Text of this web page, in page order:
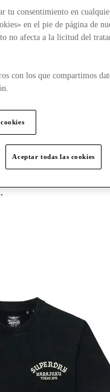
outfitter, built on the
heritage garments
and denim.
fabrics, and
a timeless wardrobe that
confidence while
tu consentimiento en
en el pie de página de
no afecta a la licitud del
con los que compartimos
Aceptar todas las cookies